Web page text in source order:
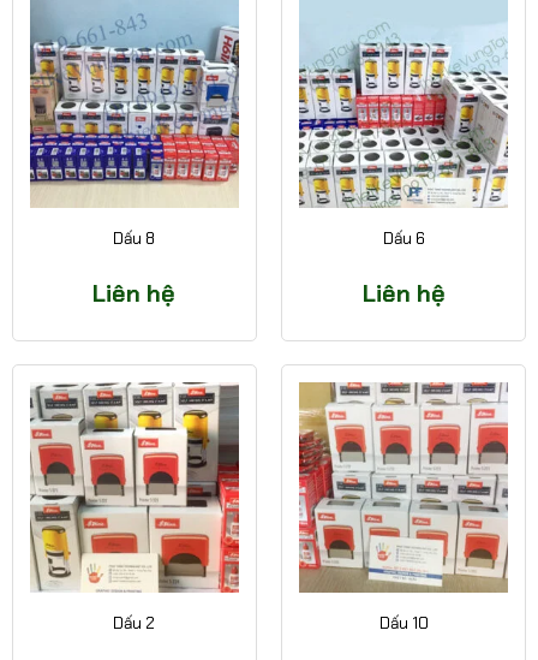
Dấu 8
Liên hệ
Dấu 6
Liên hệ
Dấu 2 Dấu 10